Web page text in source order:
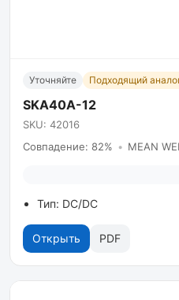
Уточняйте Подходящий
SKA40A-12
SKU: 42016
Совпадение: 82% • MEAN
Тип: DC/DC
Открыть PDF